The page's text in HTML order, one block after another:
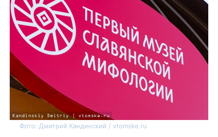
Фото: Дмитрий Кандинский / vtomske.ru